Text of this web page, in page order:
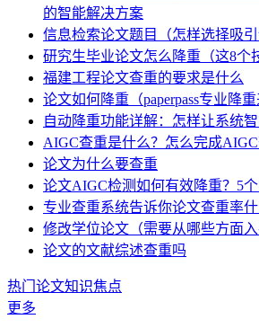
的智能解决方案
信息检索论文题目（怎样选择吸引
研究生毕业论文怎么降重（这8个
福建工程论文查重的要求是什么
论文如何降重（paperpass专业降重
自动降重功能详解：怎样让系统智
AIGC查重是什么？怎么完成AIGC
论文为什么要查重
论文AIGC检测如何有效降重？5
专业查重系统告诉你论文查重率
修改学位论文（需要从哪些方面入
论文的文献综述查重吗
热门论文知识焦点
更多